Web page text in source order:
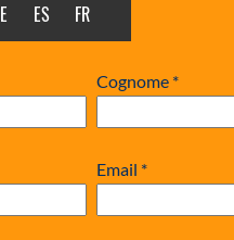
ES FR
Cognome *
Email *